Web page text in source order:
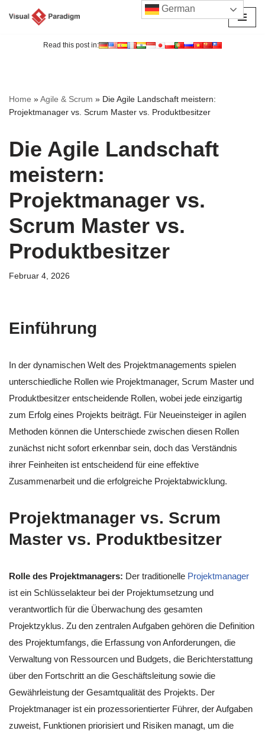
Read this post in:
Home »Agile & Scrum » Die Agile Landschaft meistern:
Projektmanager vs. Scrum Master vs. Produktbesitzer
Die Agile Landschaft
meistern:
Projektmanager vs.
Scrum Master vs.
Produktbesitzer
Februar 4, 2026
Einführung
In der dynamischen Welt des Projektmanagements spielen
unterschiedliche Rollen wie Projektmanager, Scrum Master und
Produktbesitzer entscheidende Rollen, wobei jede einzigartig
zum Erfolg eines Projekts beiträgt. Für Neueinsteiger in agilen
Methoden können die Unterschiede zwischen diesen Rollen
zunächst nicht sofort erkennbar sein, doch das Verständnis
ihrer Feinheiten ist entscheidend für eine effektive
Zusammenarbeit und die erfolgreiche Projektabwicklung.
Projektmanager vs. Scrum
Master vs. Produktbesitzer
Rolle des Projektmanagers: Der traditionelle Projektmanager
ist ein Schlüsselakteur bei der Projektumsetzung und
verantwortlich für die Überwachung des gesamten
Projektzyklus. Zu den zentralen Aufgaben gehören die Definition
des Projektumfangs, die Erfassung von Anforderungen, die
Verwaltung von Ressourcen und Budgets, die Berichterstattung
über den Fortschritt an die Geschäftsleitung sowie die
Gewährleistung der Gesamtqualität des Projekts. Der
Projektmanager ist ein prozessorientierter Führer, der Aufgaben
zuweist, Funktionen priorisiert und Risiken managt, um die
German